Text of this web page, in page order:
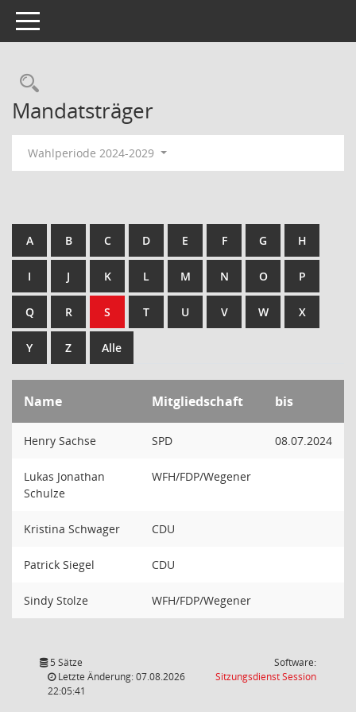
Toggle navigation
Rechercheauswahl
Mandatsträger
Wahlperiode 2024-2029
A B C D E F G H
I J K L M N O P
Q R S T U V W X
Y Z Alle
Name Mitgliedschaft bis
Henry Sachse SPD 08.07.2024
Lukas Jonathan
Schulze
WFH/FDP/Wegener
Kristina Schwager CDU
Patrick Siegel CDU
Sindy Stolze WFH/FDP/Wegener
5 Sätze
Letzte Änderung: 07.08.2026
22:05:41
Software:
SitzungsdienstSession(Wird in